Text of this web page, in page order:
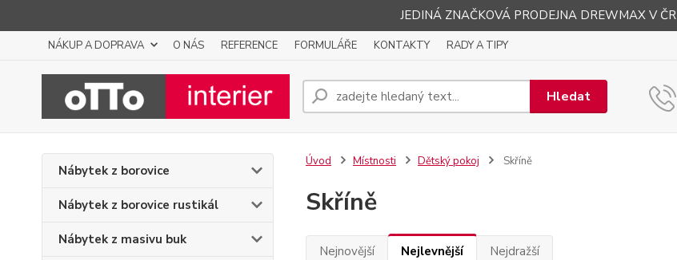
JEDINÁ ZNAČKOVÁ PRODEJNA DREWMAX V ČR
NÁKUP A DOPRAVA O NÁS REFERENCE FORMULÁŘE KONTAKTY RADY A TIPY
Hledat
Nábytek z borovice
Nábytek z borovice rustikál
Nábytek z masivu buk
Úvod Místnosti Dětský pokoj Skříně
Skříně
Nejnovější Nejlevnější Nejdražší